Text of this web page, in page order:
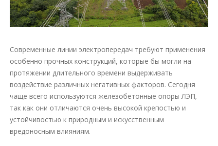
Современные линии электропередач требуют применения
особенно прочных конструкций, которые бы могли на
протяжении длительного времени выдерживать
воздействие различных негативных факторов. Сегодня
чаще всего используются железобетонные опоры ЛЭП,
так как они отличаются очень высокой крепостью и
устойчивостью к природным и искусственным
вредоносным влияниям.